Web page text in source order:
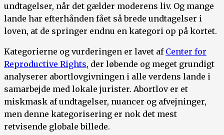
undtagelser, når det gælder moderens liv. Og mange
lande har efterhånden fået så brede undtagelser i
loven, at de springer endnu en kategori op på kortet.
Kategorierne og vurderingen er lavet af Center for
Reproductive Rights, der løbende og meget grundigt
analyserer abortlovgivningen i alle verdens lande i
samarbejde med lokale jurister. Abortlov er et
miskmask af undtagelser, nuancer og afvejninger,
men denne kategorisering er nok det mest
retvisende globale billede.